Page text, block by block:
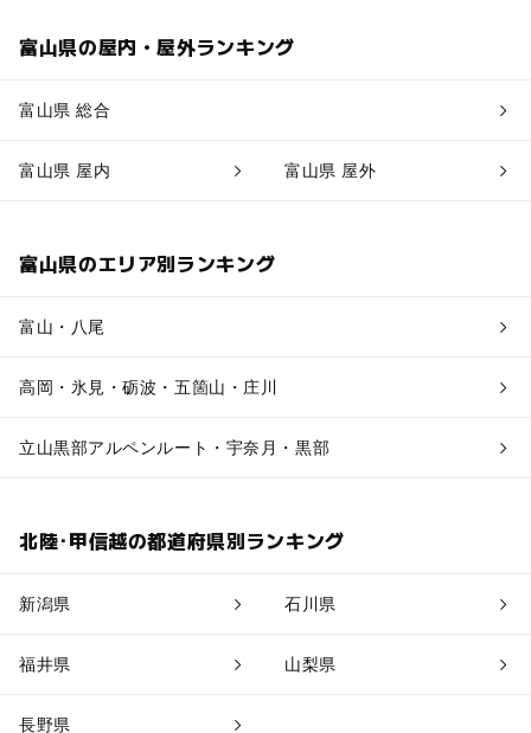
富山県の屋内・屋外ランキング
富山県 総合
富山県 屋内 富山県 屋外
富山県のエリア別ランキング
富山・八尾
高岡・氷見・砺波・五箇山・庄川
立山黒部アルペンルート・宇奈月・黒部
北陸･甲信越の都道府県別ランキング
新潟県 石川県
福井県 山梨県
長野県